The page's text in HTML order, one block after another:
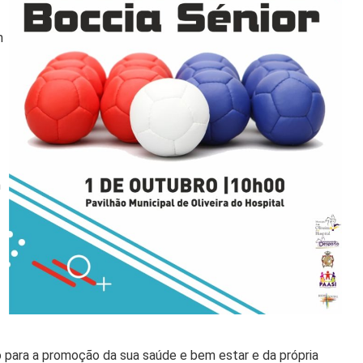
a promoção da sua saúde e bem estar e da própria